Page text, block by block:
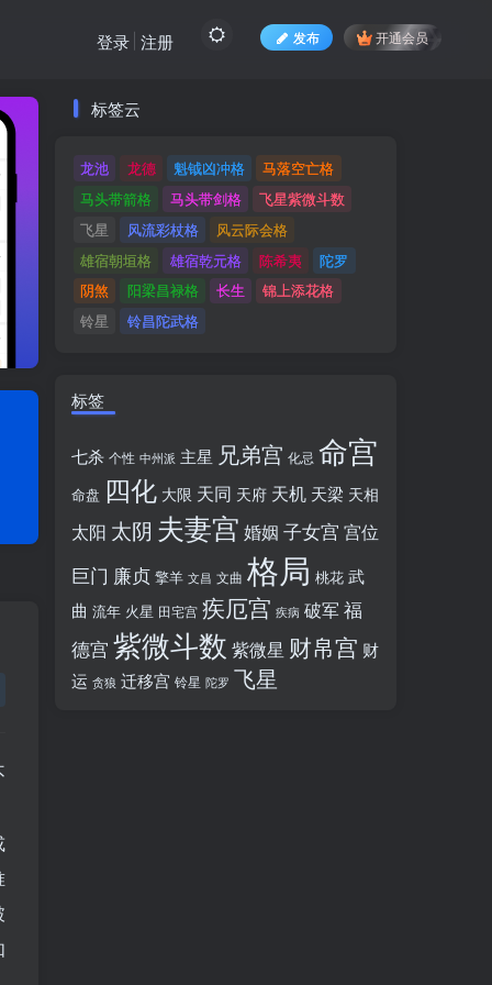
发布 开通会员
登录 注册
标签云
龙池 龙德 魁钺凶冲格
马落空亡格
马头带箭格
马头带剑格
飞星紫微斗数
飞星
风流彩杖格
风云际会格
雄宿朝垣格
雄宿乾元格 陈希夷
陀罗
阴煞
阳梁昌禄格 长生
锦上添花格
铃星
铃昌陀武格
标签云
龙池 龙德 魁钺凶冲格
马落空亡格
马头带箭格
马头带剑格
飞星紫微斗数
飞星
风流彩杖格
风云际会格
雄宿朝垣格
雄宿乾元格 陈希夷
陀罗
阴煞
阳梁昌禄格 长生
锦上添花格
铃星
铃昌陀武格
标签
七杀 个性 中州派 主星 兄弟宫 化忌 命宫
命盘 四化 大限 天同 天府 天机 天梁 天相
太阳 太阴 夫妻宫 婚姻 子女宫 宫位
巨门 廉贞 擎羊 文昌 文曲 格局 桃花 武
曲 流年 火星 田宅宫 疾厄宫 疾病 破军福
德宫 紫微斗数 紫微星 财帛宫 财
运 贪狼 迁移宫 铃星 陀罗 飞星